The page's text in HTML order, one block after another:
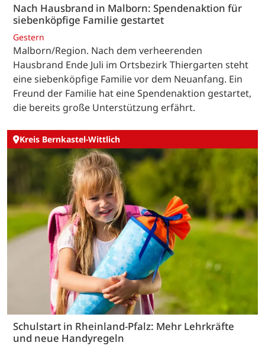
Nach Hausbrand in Malborn: Spendenaktion für
siebenköpfige Familie gestartet
Gestern
Malborn/Region. Nach dem verheerenden
Hausbrand Ende Juli im Ortsbezirk Thiergarten steht
eine siebenköpfige Familie vor dem Neuanfang. Ein
Freund der Familie hat eine Spendenaktion gestartet,
die bereits große Unterstützung erfährt.
Kreis Bernkastel-Wittlich
Schulstart in Rheinland-Pfalz: Mehr Lehrkräfte
und neue Handyregeln